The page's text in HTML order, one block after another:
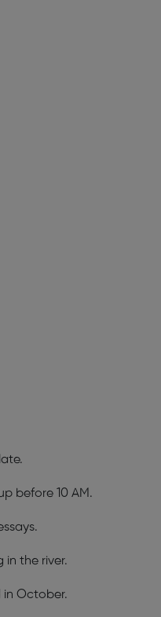
before 10 AM.
in the river.
in October.